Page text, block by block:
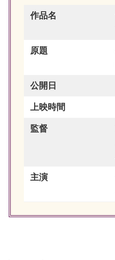
作品名
原題
公開日
上映時間
監督
主演